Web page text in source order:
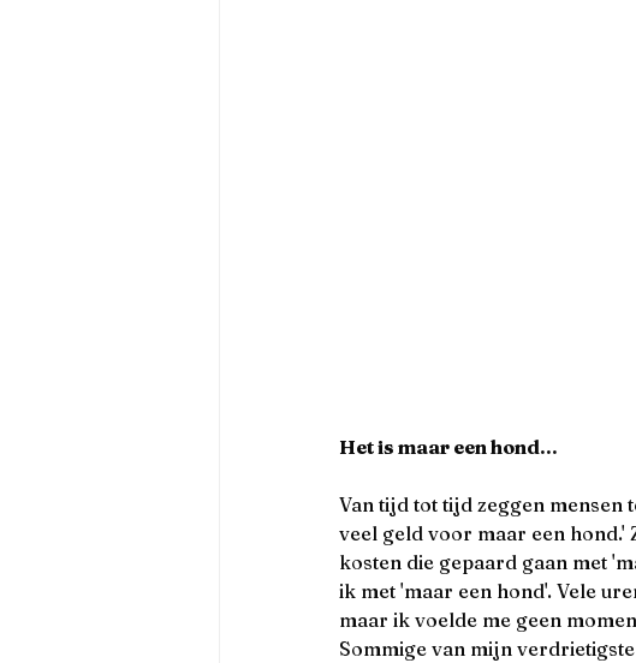
Het is maar een hond...
Van tijd tot tijd zeggen mensen
veel geld voor maar een
kosten die gepaard gaan met
ik met 'maar een hond'. Vele
maar ik voelde me geen
Sommige van mijn